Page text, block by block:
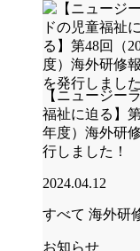
【ニュージー
福祉に迫る】
年度）海外研
行しました！
2024.04.12
すべて 海外研
お知らせ